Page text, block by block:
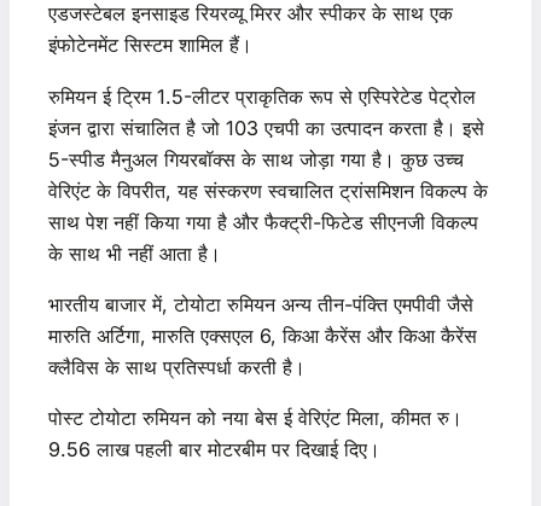
एडजस्टेबल इनसाइड रियरव्यू मिरर और स्पीकर के साथ एक
इंफोटेनमेंट सिस्टम शामिल हैं।
रुमियन ई ट्रिम 1.5-लीटर प्राकृतिक रूप से एस्पिरेटेड पेट्रोल
इंजन द्वारा संचालित है जो 103 एचपी का उत्पादन करता है। इसे
5-स्पीड मैनुअल गियरबॉक्स के साथ जोड़ा गया है। कुछ उच्च
वेरिएंट के विपरीत, यह संस्करण स्वचालित ट्रांसमिशन विकल्प के
साथ पेश नहीं किया गया है और फैक्ट्री-फिटेड सीएनजी विकल्प
के साथ भी नहीं आता है।
भारतीय बाजार में, टोयोटा रुमियन अन्य तीन-पंक्ति एमपीवी जैसे
मारुति अर्टिगा, मारुति एक्सएल 6, किआ कैरेंस और किआ कैरेंस
क्लैविस के साथ प्रतिस्पर्धा करती है।
पोस्ट टोयोटा रुमियन को नया बेस ई वेरिएंट मिला, कीमत रु।
9.56 लाख पहली बार मोटरबीम पर दिखाई दिए।